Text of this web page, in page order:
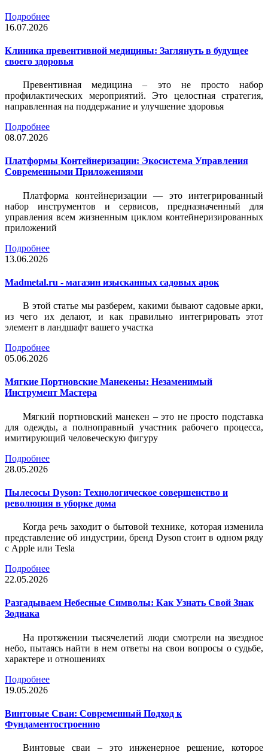
Подробнее
16.07.2026
Клиника превентивной медицины: Заглянуть в будущее
своего здоровья
Превентивная медицина – это не просто набор
профилактических мероприятий. Это целостная стратегия,
направленная на поддержание и улучшение здоровья
Подробнее
08.07.2026
Платформы Контейнеризации: Экосистема Управления
Современными Приложениями
Платформа контейнеризации — это интегрированный
набор инструментов и сервисов, предназначенный для
управления всем жизненным циклом контейнеризированных
приложений
Подробнее
13.06.2026
Madmetal.ru - магазин изысканных садовых арок
В этой статье мы разберем, какими бывают садовые арки,
из чего их делают, и как правильно интегрировать этот
элемент в ландшафт вашего участка
Подробнее
05.06.2026
Мягкие Портновские Манекены: Незаменимый
Инструмент Мастера
Мягкий портновский манекен – это не просто подставка
для одежды, а полноправный участник рабочего процесса,
имитирующий человеческую фигуру
Подробнее
28.05.2026
Пылесосы Dyson: Технологическое совершенство и
революция в уборке дома
Когда речь заходит о бытовой технике, которая изменила
представление об индустрии, бренд Dyson стоит в одном ряду
с Apple или Tesla
Подробнее
22.05.2026
Разгадываем Небесные Символы: Как Узнать Свой Знак
Зодиака
На протяжении тысячелетий люди смотрели на звездное
небо, пытаясь найти в нем ответы на свои вопросы о судьбе,
характере и отношениях
Подробнее
19.05.2026
Винтовые Сваи: Современный Подход к
Фундаментостроению
Винтовые сваи – это инженерное решение, которое